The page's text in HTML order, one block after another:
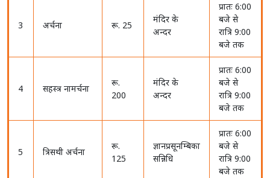
3 अर्चना रू. 25
मंदिर के
अन्दर
प्रातः 6:00
बजे से
रात्रि 9:00
बजे तक
4 सहस्त्र नामर्चना
रू.
200
मंदिर के
अन्दर
प्रातः 6:00
बजे से
रात्रि 9:00
बजे तक
5 त्रिसथी अर्चना
रू.
125
ज्ञानप्रसूनम्बिका
सन्निधि
प्रातः 6:00
बजे से
रात्रि 9:00
बजे तक